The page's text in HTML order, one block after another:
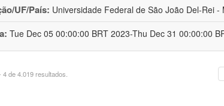
UF/País: Universidade Federal de São João Del-Rei -
Tue Dec 05 00:00:00 BRT 2023-Thu Dec 31 00:00:00
4 de 4.019 resultados.